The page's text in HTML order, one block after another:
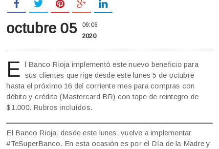
octubre 05 09:06
2020
E l Banco Rioja implementó este nuevo beneficio para
sus clientes que rige desde este lunes 5 de octubre
hasta el próximo 16 del corriente mes para compras con
débito y crédito (Mastercard BR) con tope de reintegro de
$1.000. Rubros incluídos.
El Banco Rioja, desde este lunes, vuelve a implementar
#TeSuperBanco. En esta ocasión es por el Día de la Madre y